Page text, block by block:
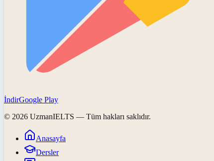
İndirGoogle Play
© 2026 UzmanIELTS — Tüm hakları saklıdır.
Anasayfa
Dersler